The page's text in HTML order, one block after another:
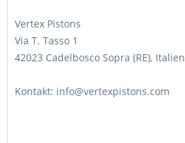
Vertex Pistons
Via T. Tasso 1
42023 Cadelbosco Sopra (RE), Italien
Kontakt: info@vertexpistons.com